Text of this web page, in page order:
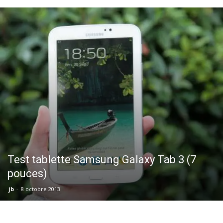
Test tablette Samsung Galaxy Tab 3 (7
pouces)
jb - 8 octobre 2013